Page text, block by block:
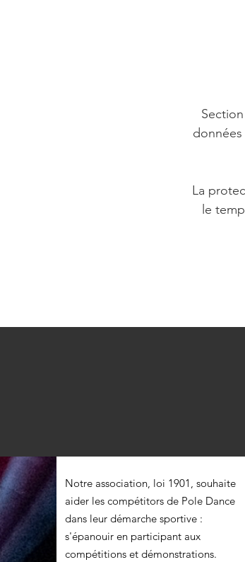
La
le
Notre association, loi 1901, souhaite
aider les compétitors de Pole Dance
dans leur démarche sportive :
s'épanouir en participant aux
compétitions et démonstrations.